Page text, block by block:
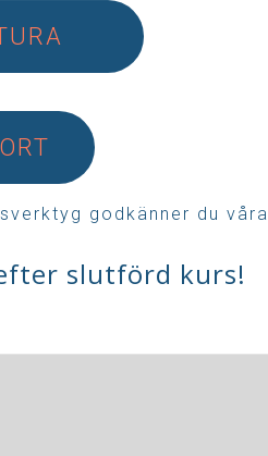
godkänner du våra
slutförd kurs!